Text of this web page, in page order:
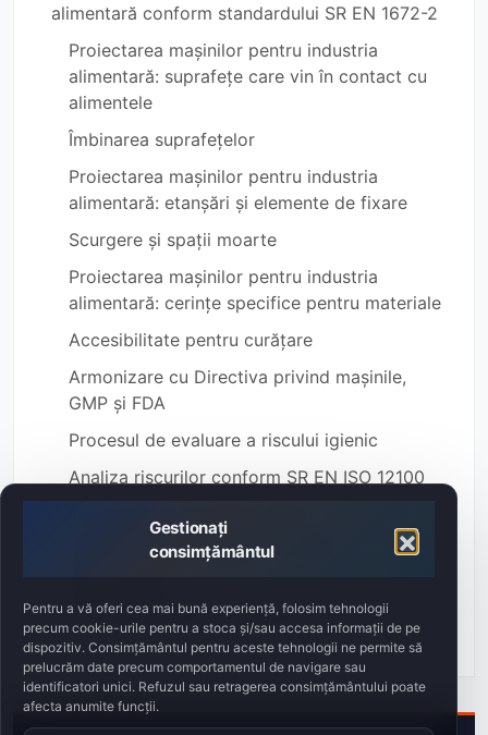
Gestionați
consimțământul
Pentru a vă oferi cea mai bună experiență, folosim tehnologii
precum cookie-urile pentru a stoca și/sau accesa informații de pe
dispozitiv. Consimțământul pentru aceste tehnologii ne permite să
prelucrăm date precum comportamentul de navigare sau
identificatori unici. Refuzul sau retragerea consimțământului poate
afecta anumite funcții.
alimentară conform standardului SR EN 1672-2
Proiectarea mașinilor pentru industria
alimentară: suprafețe care vin în contact cu
alimentele
Îmbinarea suprafețelor
Proiectarea mașinilor pentru industria
alimentară: etanșări și elemente de fixare
Scurgere și spații moarte
Proiectarea mașinilor pentru industria
alimentară: cerințe specifice pentru materiale
Accesibilitate pentru curățare
Armonizare cu Directiva privind mașinile,
GMP și FDA
Procesul de evaluare a riscului igienic
Analiza riscurilor conform SR EN ISO 12100
Automatizări industriale și industria
alimentară
Mai multe despre standardul SR EN 1672-2